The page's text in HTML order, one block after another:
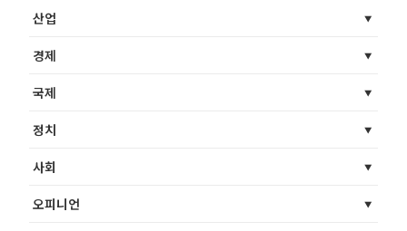
산업
경제
국제
정치
사회
오피니언